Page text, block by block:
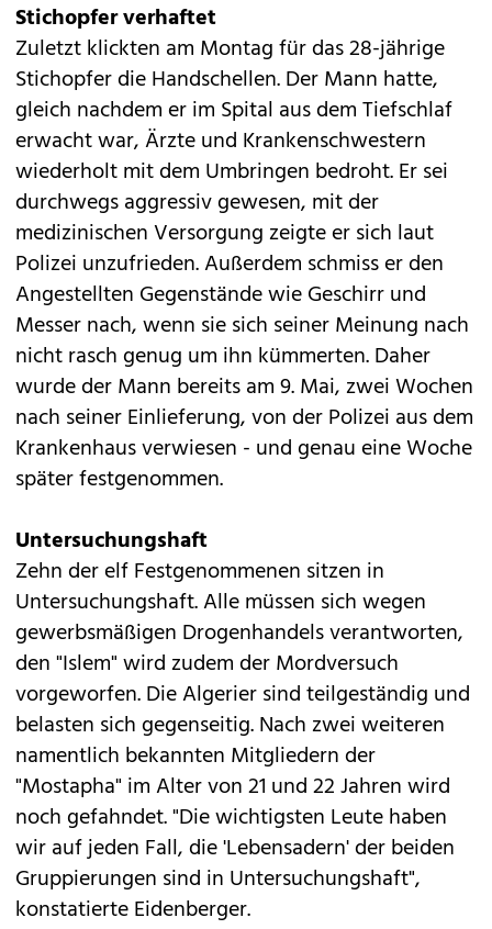
Stichopfer verhaftet
Zuletzt klickten am Montag für das 28-jährige
Stichopfer die Handschellen. Der Mann hatte,
gleich nachdem er im Spital aus dem Tiefschlaf
erwacht war, Ärzte und Krankenschwestern
wiederholt mit dem Umbringen bedroht. Er sei
durchwegs aggressiv gewesen, mit der
medizinischen Versorgung zeigte er sich laut
Polizei unzufrieden. Außerdem schmiss er den
Angestellten Gegenstände wie Geschirr und
Messer nach, wenn sie sich seiner Meinung nach
nicht rasch genug um ihn kümmerten. Daher
wurde der Mann bereits am 9. Mai, zwei Wochen
nach seiner Einlieferung, von der Polizei aus dem
Krankenhaus verwiesen - und genau eine Woche
später festgenommen.
Untersuchungshaft
Zehn der elf Festgenommenen sitzen in
Untersuchungshaft. Alle müssen sich wegen
gewerbsmäßigen Drogenhandels verantworten,
den "Islem" wird zudem der Mordversuch
vorgeworfen. Die Algerier sind teilgeständig und
belasten sich gegenseitig. Nach zwei weiteren
namentlich bekannten Mitgliedern der
"Mostapha" im Alter von 21 und 22 Jahren wird
noch gefahndet. "Die wichtigsten Leute haben
wir auf jeden Fall, die 'Lebensadern' der beiden
Gruppierungen sind in Untersuchungshaft",
konstatierte Eidenberger.